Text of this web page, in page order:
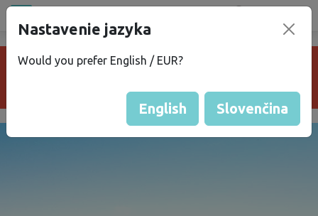
bezKempu
Je nám líto, pozemek je neaktivní nebo už
Nastavenie jazyka
Would you prefer English / EUR?
English Slovenčina